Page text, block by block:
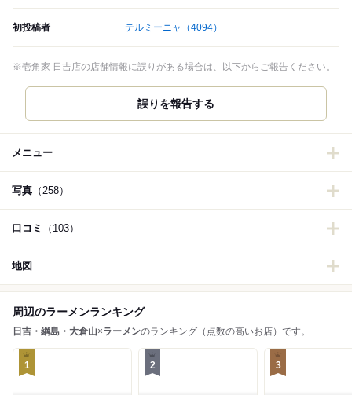
初投稿者 テルミーニャ （4094）
※壱角家 日吉店の店舗情報に誤りがある場合は、以下からご報告ください。
誤りを報告する
メニュー
写真 （258）
口コミ （103）
地図
周辺のラーメンランキング
日吉・綱島・大倉山×ラーメンのランキング（点数の高いお店）です。
1 2 3